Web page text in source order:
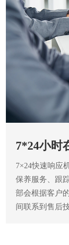
7*24小时
7×24快速响应
保养服务、跟
部会根据客户
间联系到售后